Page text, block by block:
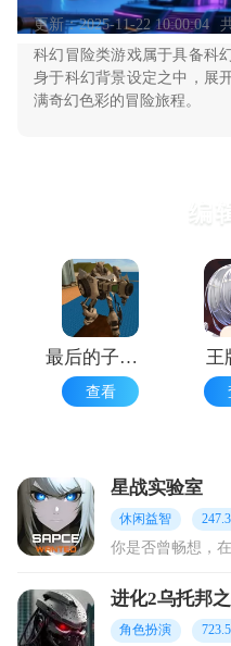
更新：2025-11-22 10:00:04
科幻冒险类游戏属于具备科
身于科幻背景设定之中，展
满奇幻色彩的冒险旅程。
最后的子弹游戏中文版
查看
王
星战实验室
休闲益智
进化2乌托邦
角色扮演